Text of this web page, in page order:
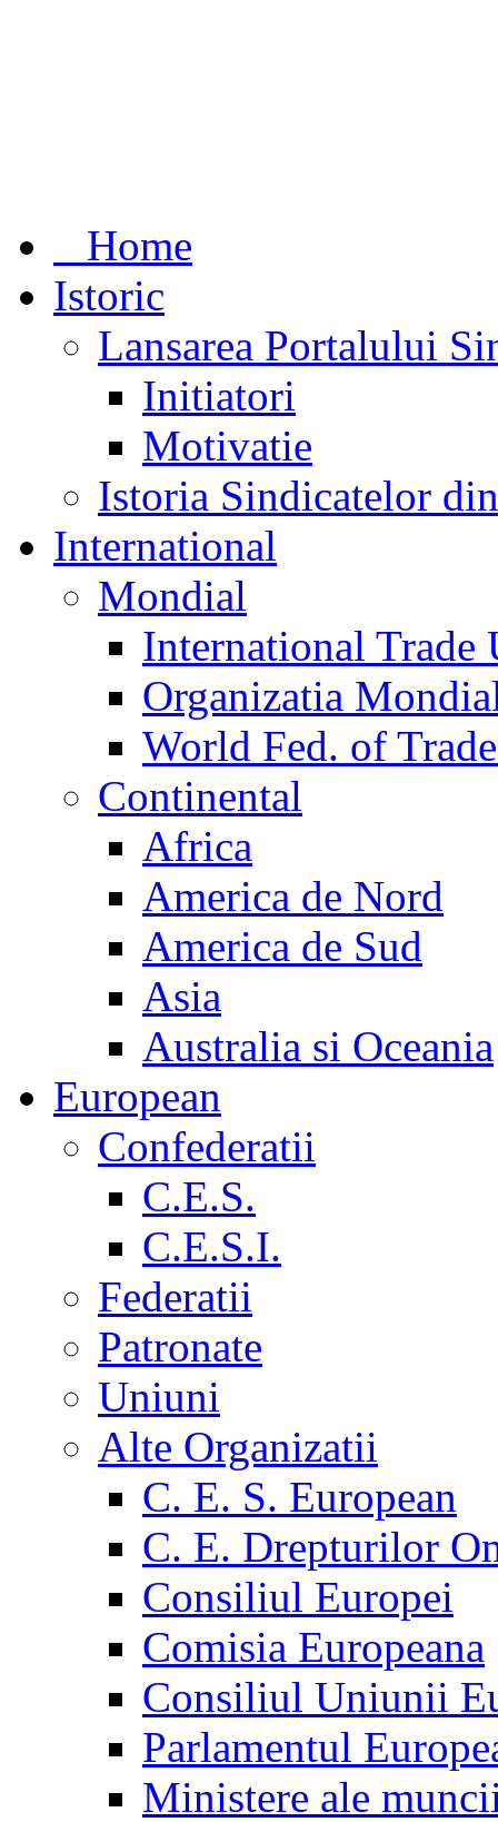
Home
Istoric
Lansarea Portalului
Initiatori
Motivatie
Istoria Sindicatelor
International
Mondial
International Trade
Organizatia
World Fed. of
Continental
Africa
America de Nord
America de Sud
Asia
Australia si Oceania
European
Confederatii
C.E.S.
C.E.S.I.
Federatii
Patronate
Uniuni
Alte Organizatii
C. E. S. European
C. E. Drepturilor
Consiliul Europei
Comisia Europeana
Consiliul Uniunii
Parlamentul
Ministere ale